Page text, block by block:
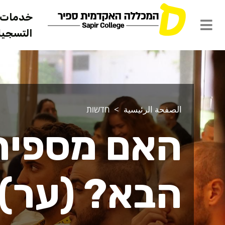
خدمات
الصفحة الرئيسية חדשות
האם
הבא?